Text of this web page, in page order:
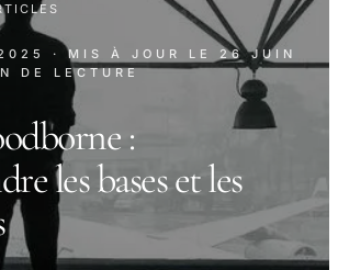
· MIS À JOUR LE 26 JUIN
DE LECTURE
:
les bases et les